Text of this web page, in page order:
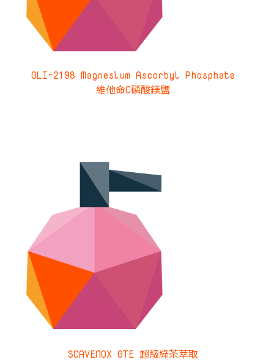
OLI-2198 Magnesium Ascorbyl Phosphate
維他命C磷酸鎂鹽
SCAVENOX GTE 超級綠茶萃取